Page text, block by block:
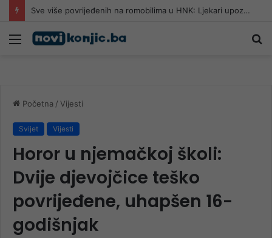
Sve više povrijeđenih na romobilima u HNK: Ljekari upozoravaju da najčešće stradaju djeca
Meni
Početna / Vijesti
Svijet Vijesti
Horor u njemačkoj školi:
Dvije djevojčice teško
povrijeđene, uhapšen 16-
godišnjak